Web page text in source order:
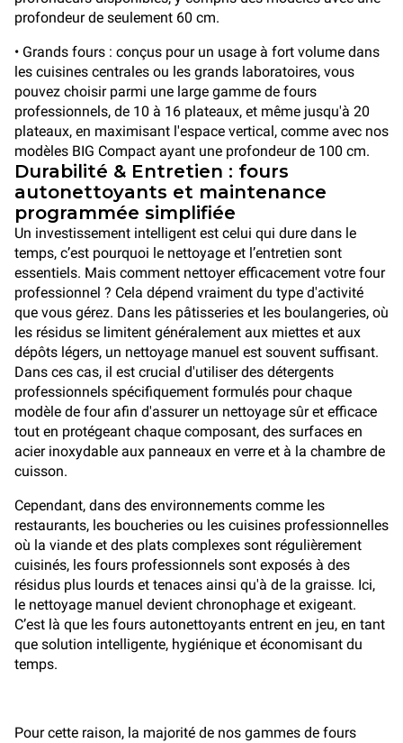
profondeur de seulement 60 cm.
• Grands fours : conçus pour un usage à fort volume dans
les cuisines centrales ou les grands laboratoires, vous
pouvez choisir parmi une large gamme de fours
professionnels, de 10 à 16 plateaux, et même jusqu'à 20
plateaux, en maximisant l'espace vertical, comme avec nos
modèles BIG Compact ayant une profondeur de 100 cm.
Durabilité & Entretien : fours
autonettoyants et maintenance
programmée simplifiée
Un investissement intelligent est celui qui dure dans le
temps, c’est pourquoi le nettoyage et l’entretien sont
essentiels. Mais comment nettoyer efficacement votre four
professionnel ? Cela dépend vraiment du type d'activité
que vous gérez. Dans les pâtisseries et les boulangeries, où
les résidus se limitent généralement aux miettes et aux
dépôts légers, un nettoyage manuel est souvent suffisant.
Dans ces cas, il est crucial d'utiliser des détergents
professionnels spécifiquement formulés pour chaque
modèle de four afin d'assurer un nettoyage sûr et efficace
tout en protégeant chaque composant, des surfaces en
acier inoxydable aux panneaux en verre et à la chambre de
cuisson.
Cependant, dans des environnements comme les
restaurants, les boucheries ou les cuisines professionnelles
où la viande et des plats complexes sont régulièrement
cuisinés, les fours professionnels sont exposés à des
résidus plus lourds et tenaces ainsi qu'à de la graisse. Ici,
le nettoyage manuel devient chronophage et exigeant.
C’est là que les fours autonettoyants entrent en jeu, en tant
que solution intelligente, hygiénique et économisant du
temps.
Pour cette raison, la majorité de nos gammes de fours